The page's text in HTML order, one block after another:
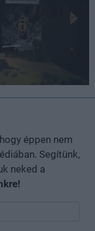
éppen nem
Segítünk,
neked a